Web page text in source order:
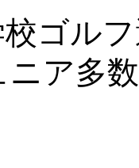
校ゴル
ア多